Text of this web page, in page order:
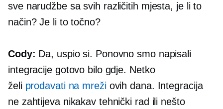
sve narudžbe sa svih različitih mjesta, je li to
način? Je li to točno?
Cody: Da, uspio si. Ponovno smo napisali
integracije gotovo bilo gdje. Netko
želi prodavati na mrežiovih dana. Integracija
ne zahtijeva nikakav tehnički rad ili nešto